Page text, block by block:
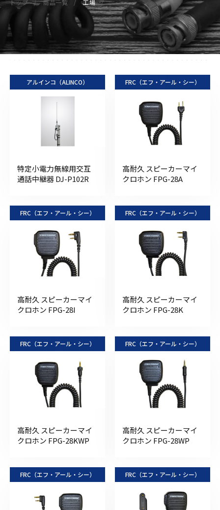
トップ 商品一覧 工場
アルインコ（ALINCO）
特定小電力無線用交互
通話中継器 DJ-P102R
FRC（エフ・アール・シー）
高耐久 スピーカーマイ
クロホン FPG-28A
FRC（エフ・アール・シー）
高耐久 スピーカーマイ
クロホン FPG-28I
FRC（エフ・アール・シー）
高耐久 スピーカーマイ
クロホン FPG-28K
FRC（エフ・アール・シー）
高耐久 スピーカーマイ
クロホン FPG-28KWP
FRC（エフ・アール・シー）
高耐久 スピーカーマイ
クロホン FPG-28WP
FRC（エフ・アール・シー） FRC（エフ・アール・シー）